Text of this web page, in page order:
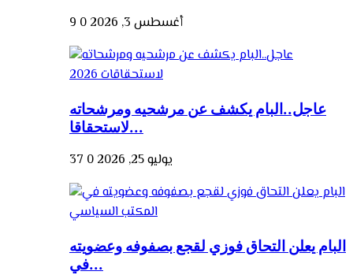
أغسطس 3, 2026 0
9
عاجل..البام يكشف عن مرشحيه ومرشحاته
لاستحقاقا...
يوليو 25, 2026 0
37
البام يعلن التحاق فوزي لقجع بصفوفه وعضويته
في...